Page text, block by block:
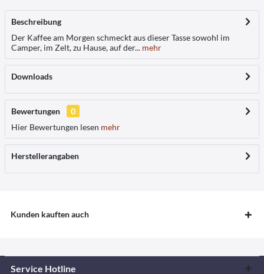
Beschreibung
Der Kaffee am Morgen schmeckt aus dieser Tasse sowohl im
Camper, im Zelt, zu Hause, auf der... mehr
Downloads
Bewertungen
0
Hier Bewertungen lesen mehr
Herstellerangaben
Kunden kauften auch
Service Hotline